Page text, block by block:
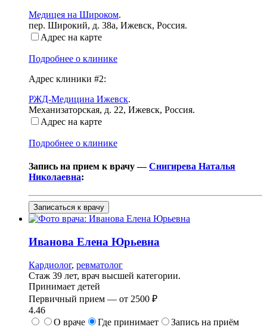
Медицея на Широком.
пер. Широкий, д. 38а, Ижевск, Россия.
Адрес на карте
Подробнее о клинике
Адрес клиники #2:
РЖД-Медицина Ижевск.
Механизаторская, д. 22, Ижевск, Россия.
Адрес на карте
Подробнее о клинике
Запись на прием к врачу —Снигирева Наталья
Николаевна:
Записаться к врачу
Иванова Елена Юрьевна
Кардиолог, ревматолог
Стаж 39 лет, врач высшей категории.
Принимает детей
Первичный прием — от 2500 ₽
4.46
О враче
Где принимает Запись на приём